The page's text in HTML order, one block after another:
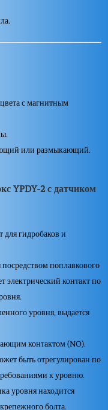
с магнитным
или размыкающий.
YPDY-2 с датчиком
для гидробаков и
поплавкового
электрический контакт по
уровня, выдается
контактом (NO).
быть отрегулирован по
к уровню.
уровня находится
болта.